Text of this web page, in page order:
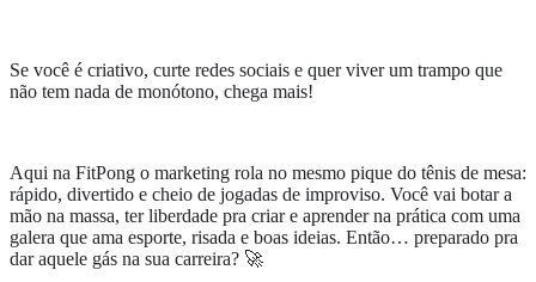
Se você é criativo, curte redes sociais e quer viver um trampo que
não tem nada de monótono, chega mais!
Aqui na FitPong o marketing rola no mesmo pique do tênis de mesa:
rápido, divertido e cheio de jogadas de improviso. Você vai botar a
mão na massa, ter liberdade pra criar e aprender na prática com uma
galera que ama esporte, risada e boas ideias. Então… preparado pra
dar aquele gás na sua carreira? 🚀